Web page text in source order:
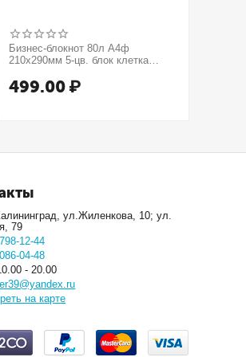
Бизнес-блокнот 80л А4ф
210х290мм 5-цв. блок клетка
МЕТАЛЛИК серия Золото
499.00 ₽
ул.Жиленкова, 10; ул.
79
12-44
04-48
- 20.00
на карте